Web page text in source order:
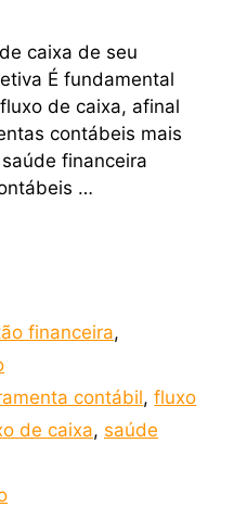
caixa de seu
É fundamental
de caixa, afinal
contábeis mais
financeira
…
financeira,
contábil,fluxo
de caixa, saúde